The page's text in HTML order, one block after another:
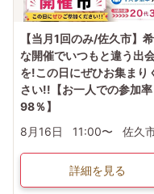
【当月1回のみ/佐久市】
な開催でいつもと違う出
を!この日にぜひお集まり
さい!!【お一人での参加率
98％】
8月16日
11:00〜 佐久
詳細を見る